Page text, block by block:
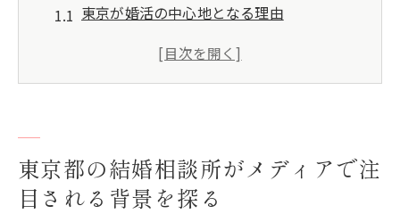
東京が婚活の中心地となる理由
メディアの視点から見る結婚相談所の魅力
結婚相談所が注目される社会的背景
メディアが結婚相談所を取り上げる意義
東京都の結婚相談所がメディアで注
目される背景を探る